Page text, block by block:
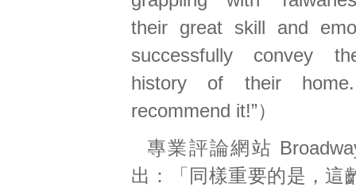
their great skill and
successfully convey
history of their home.
recommend it!”）
專業評論網站
出：「同樣重要的是，這